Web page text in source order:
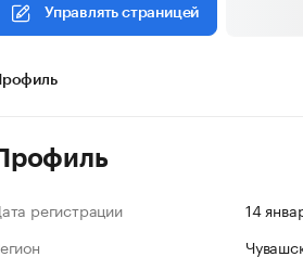
Управлять страницей
Профиль
регистрации
14